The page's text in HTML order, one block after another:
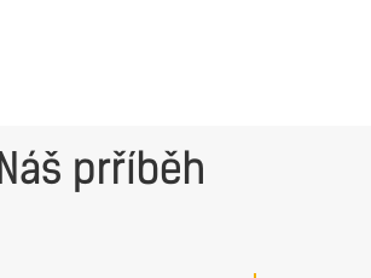
Náš prříběh